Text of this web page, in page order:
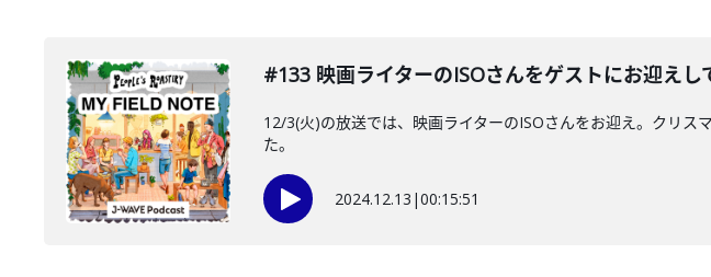
#133 映画ライターのISOさんをゲストにお迎えし
12/3(火)の放送では、映画ライターのISOさんをお迎え。クリ
た。
2024.12.13 |00:15:51